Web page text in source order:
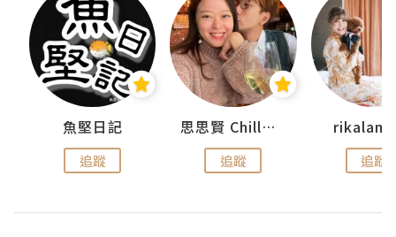
魚堅日記
追蹤
思思賢 ChillMyBabe
追蹤 追蹤